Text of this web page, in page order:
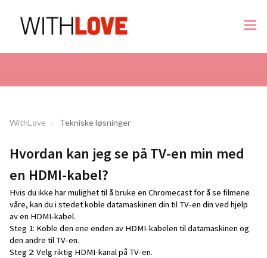
WithLove Tekniske løsninger
Hvordan kan jeg se på TV-en min med
en HDMI-kabel?
Hvis du ikke har mulighet til å bruke en Chromecast for å se filmene
våre, kan du i stedet koble datamaskinen din til TV-en din ved hjelp
av en HDMI-kabel.
Steg 1: Koble den ene enden av HDMI-kabelen til datamaskinen og
den andre til TV-en.
Steg 2: Velg riktig HDMI-kanal på TV-en.